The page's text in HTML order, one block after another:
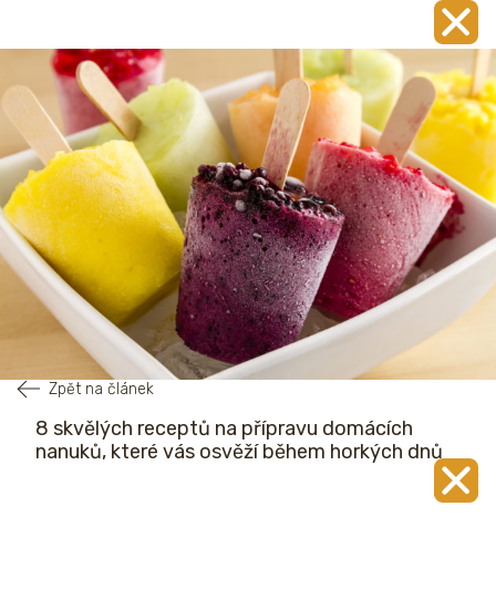
Zpět na článek
8 skvělých receptů na přípravu domácích
nanuků, které vás osvěží během horkých dnů